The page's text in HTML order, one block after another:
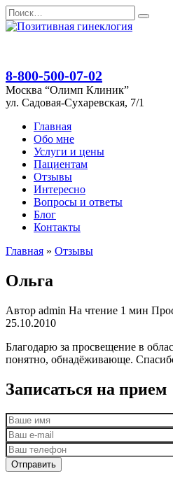
Перейти
к
Search
for:
8-800-500-07-02
Москва “Олимп Клиник”
ул. Садовая-Сухаревская, 7/1
Главная
Обо мне
Услуги и цены
Пациентам
Отзывы
Интересно
Вопросы и ответы
Блог
Контакты
Главная » Отзывы
Ольга
Автор admin На чтение 1 мин
25.10.2010
Благодарю за просвещение в
понятно, обнадёживающе.
Записаться на прием